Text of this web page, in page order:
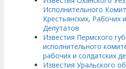
Исполнительного
Крестьянских, Рабочих
Депутатов
Известия Пермского
исполнительного
рабочих и солдатских
Известия Уральского